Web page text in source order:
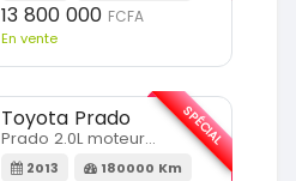
13 800 000 FCFA
En vente
Toyota Prado
Prado 2.0L moteur d4d
2013 180000 Km
SPÉCIAL